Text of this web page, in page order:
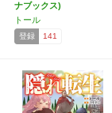
ナブックス)
トール
登録 141